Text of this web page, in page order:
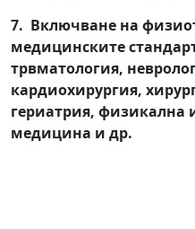
7. Включване на
медицинските
трвматология,
кардиохирургия,
гериатрия, физикална
медицина и др.